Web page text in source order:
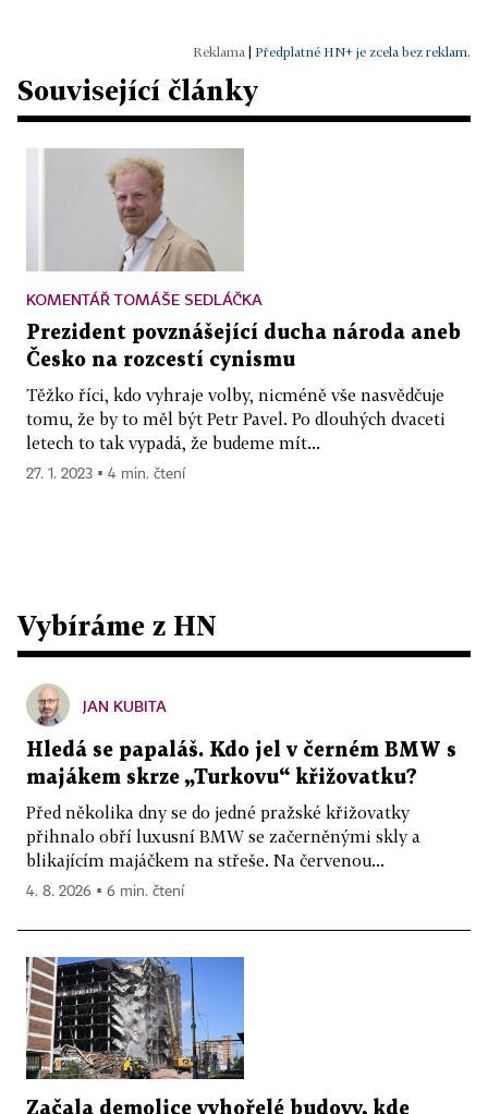
Předplatné HN+ je zcela bez reklam.
Související články
KOMENTÁŘ TOMÁŠE SEDLÁČKA
Prezident povznášející ducha národa aneb
Česko na rozcestí cynismu
Těžko říci, kdo vyhraje volby, nicméně vše nasvědčuje
tomu, že by to měl být Petr Pavel. Po dlouhých dvaceti
letech to tak vypadá, že budeme mít...
27. 1. 2023 ▪ 4 min. čtení
Vybíráme z HN
JAN KUBITA
Hledá se papaláš. Kdo jel v černém BMW s
majákem skrze „Turkovu“ křižovatku?
Před několika dny se do jedné pražské křižovatky
přihnalo obří luxusní BMW se začerněnými skly a
blikajícím majáčkem na střeše. Na červenou...
4. 8. 2026 ▪ 6 min. čtení
Začala demolice vyhořelé budovy, kde